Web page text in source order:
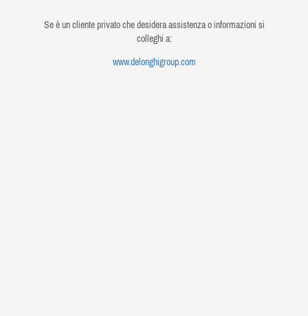
Se è un cliente privato che desidera assistenza o informazioni si
colleghi a:
www.delonghigroup.com